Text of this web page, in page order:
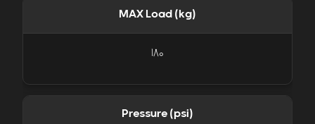
MAX Load (kg)
180
Pressure (psi)